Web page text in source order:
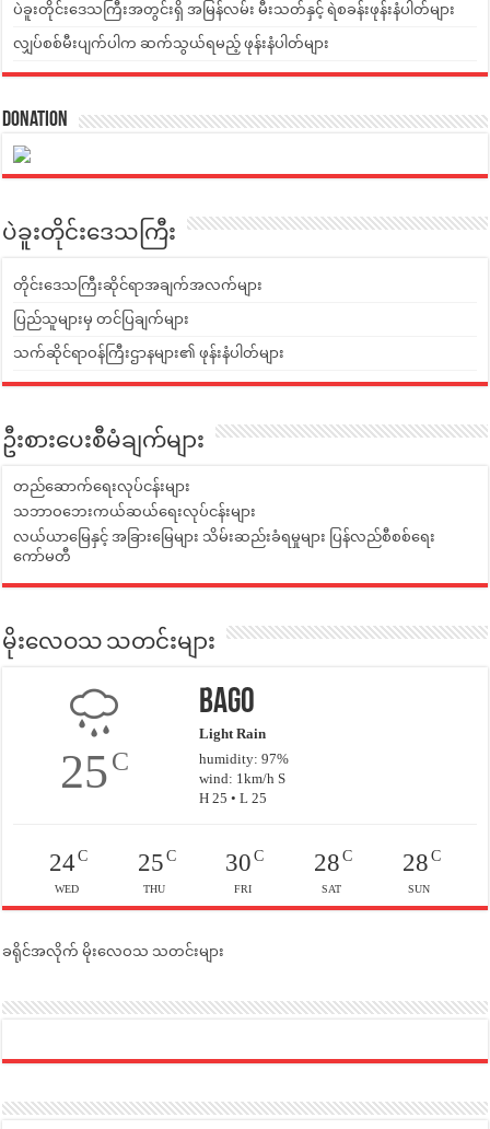
ပဲခူးတိုင်းဒေသကြီးအတွင်းရှိ အမြန်လမ်း မီးသတ်နှင့် ရဲစခန်းဖုန်းနံပါတ်များ
လျှပ်စစ်မီးပျက်ပါက ဆက်သွယ်ရမည့် ဖုန်းနံပါတ်များ
Donation
ပဲခူးတိုင်းဒေသကြီး
တိုင်းဒေသကြီးဆိုင်ရာအချက်အလက်များ
ပြည်သူများမှ တင်ပြချက်များ
သက်ဆိုင်ရာဝန်ကြီးဌာနများ၏ ဖုန်းနံပါတ်များ
ဦးစားပေးစီမံချက်များ
တည်ဆောက်ရေးလုပ်ငန်းများ
သဘာဝဘေးကယ်ဆယ်ရေးလုပ်ငန်းများ
လယ်ယာမြေနှင့် အခြားမြေများ သိမ်းဆည်းခံရမှုများ ပြန်လည်စီစစ်ရေး
ကော်မတီ
မိုးလေဝသ သတင်းများ
25C
Bago
Light Rain
humidity: 97%
wind: 1km/h S
H 25 • L 25
24C
WED
25C
THU
30 C
FRI
28C
SAT
28C
SUN
ခရိုင်အလိုက် မိုးလေဝသ သတင်းများ